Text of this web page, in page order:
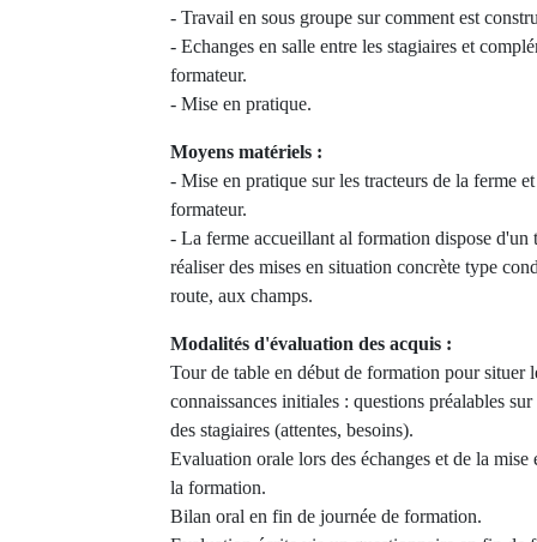
- Travail en sous groupe sur comment est
- Echanges en salle entre les stagiaires et
formateur.
- Mise en pratique.
Moyens matériels :
- Mise en pratique sur les tracteurs de la ferme
formateur.
- La ferme accueillant al formation dispose d'un
réaliser des mises en situation concrète type
route, aux champs.
Modalités d'évaluation des acquis :
Tour de table en début de formation pour situer
connaissances initiales : questions préalables
des stagiaires (attentes, besoins).
Evaluation orale lors des échanges et de la
la formation.
Bilan oral en fin de journée de formation.